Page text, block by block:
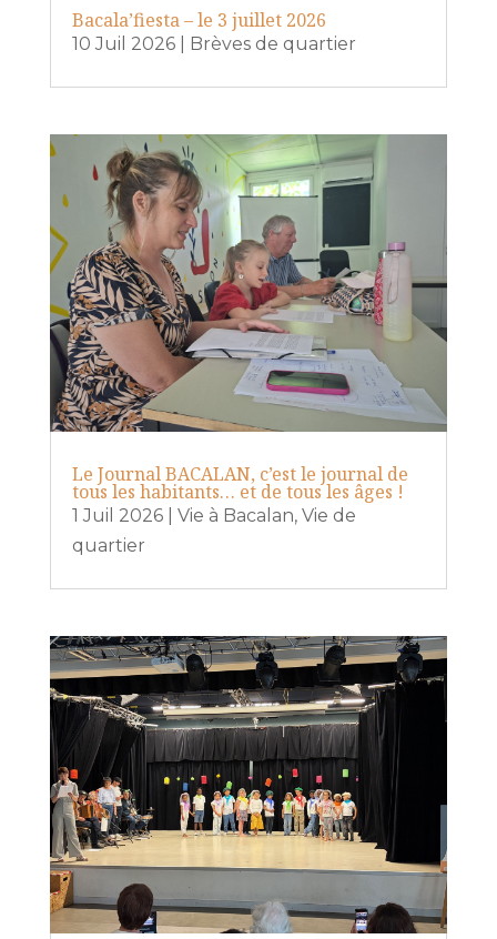
Bacala’fiesta – le 3 juillet 2026
10 Juil 2026| Brèves de quartier
Le Journal BACALAN, c’est le journal de
tous les habitants… et de tous les âges !
1 Juil 2026| Vie à Bacalan, Vie de
quartier